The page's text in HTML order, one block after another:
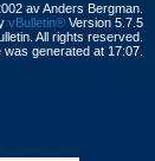
av Anders Bergman.
vBulletin® Version 5.7.5
All rights reserved.
generated at 17:07.